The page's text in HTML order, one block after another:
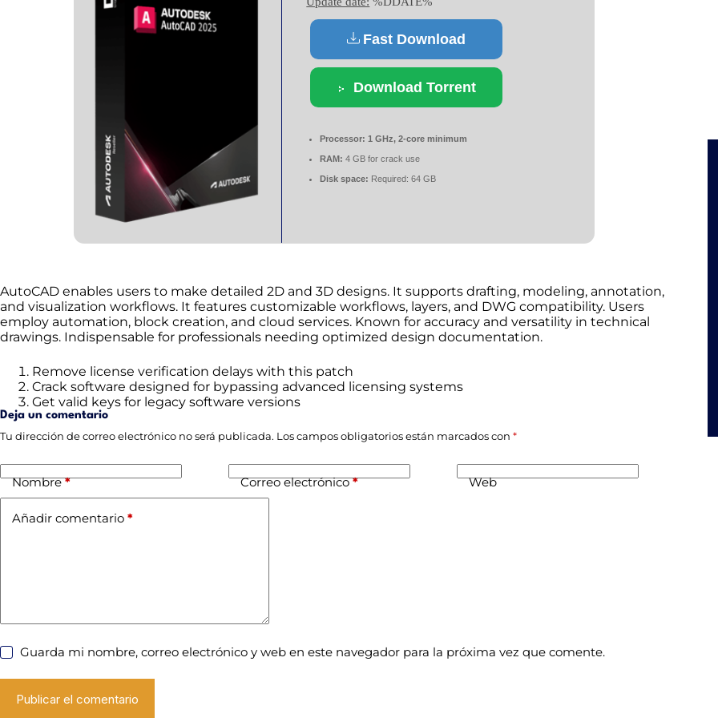
Fast Download
Download Torrent
Processor: 1 GHz, 2-core minimum
RAM: 4 GB for crack use
Disk space: Required: 64 GB
AutoCAD enables users to make detailed 2D and 3D designs. It supports drafting, modeling, annotation,
and visualization workflows. It features customizable workflows, layers, and DWG compatibility. Users
employ automation, block creation, and cloud services. Known for accuracy and versatility in technical
drawings. Indispensable for professionals needing optimized design documentation.
Remove license verification delays with this patch
Crack software designed for bypassing advanced licensing systems
Get valid keys for legacy software versions
Deja un comentario
Tu dirección de correo electrónico no será publicada. Los campos obligatorios están marcados con *
Nombre* Correo electrónico* Web
Añadir comentario *
Guarda mi nombre, correo electrónico y web en este navegador para la próxima vez que comente.
Publicar el comentario